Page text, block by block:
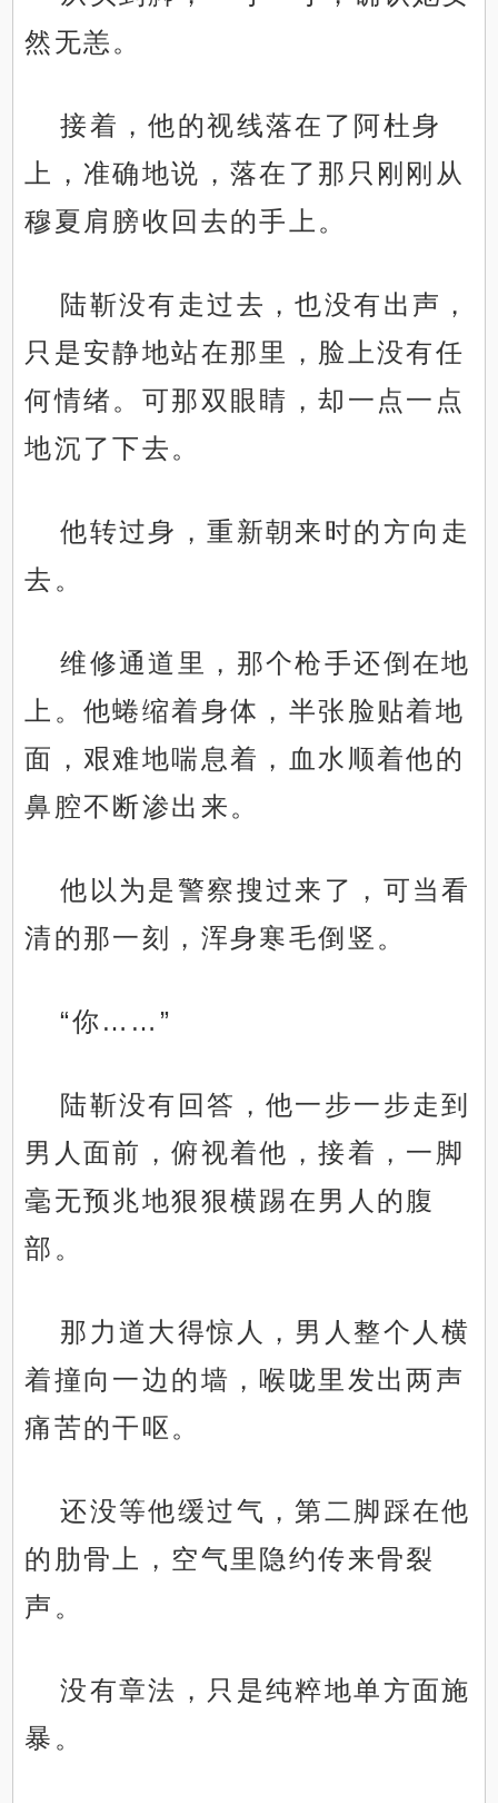
然无恙。
接着，他的视线落在了阿杜身
上，准确地说，落在了那只刚刚从
穆夏肩膀收回去的手上。
陆靳没有走过去，也没有出声，
只是安静地站在那里，脸上没有任
何情绪。可那双眼睛，却一点一点
地沉了下去。
他转过身，重新朝来时的方向走
去。
维修通道里，那个枪手还倒在地
上。他蜷缩着身体，半张脸贴着地
面，艰难地喘息着，血水顺着他的
鼻腔不断渗出来。
他以为是警察搜过来了，可当看
清的那一刻，浑身寒毛倒竖。
“你……”
陆靳没有回答，他一步一步走到
男人面前，俯视着他，接着，一脚
毫无预兆地狠狠横踢在男人的腹
部。
那力道大得惊人，男人整个人横
着撞向一边的墙，喉咙里发出两声
痛苦的干呕。
还没等他缓过气，第二脚踩在他
的肋骨上，空气里隐约传来骨裂
声。
没有章法，只是纯粹地单方面施
暴。